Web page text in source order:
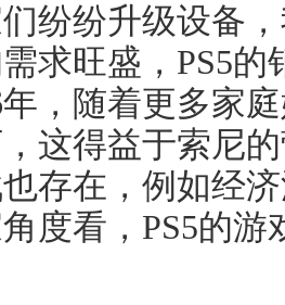
纷纷升级设备
求旺盛，PS5
年，随着更多家
这得益于索尼
存在，例如经
度看，PS5的